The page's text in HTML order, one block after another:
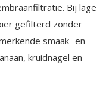
Bij lage
gefilterd zonder
smaak- en
kruidnagel en